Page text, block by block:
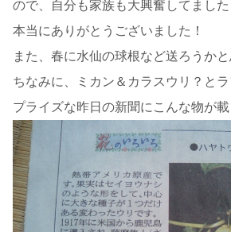
ので、自分も家族も大興奮してました
本当にありがとうございました！
また、春に水仙の球根など送ろうか
ちなみに、ミカン＆カラスウリ？と
プライズな昨日の新聞にこんな物が